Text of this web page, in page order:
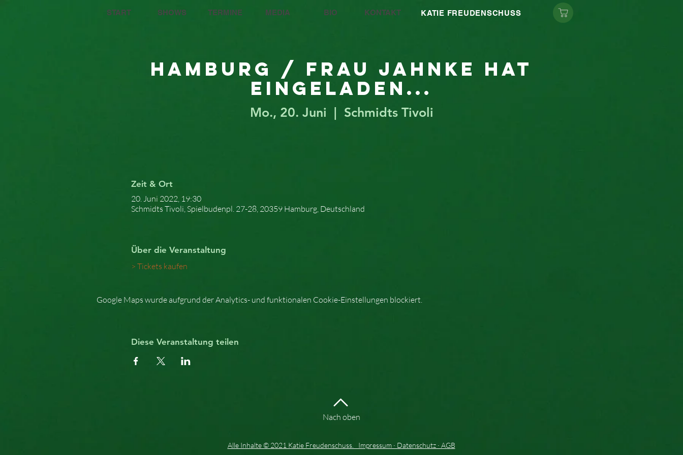
START SHOWS TERMINE MEDIA BIO KONTAKT KATIE FREUDENSCHUSS
Hamburg / Frau Jahnke hat
eingeladen...
Mo., 20. Juni
  |
Schmidts Tivoli
Zeit & Ort
20. Juni 2022, 19:30
Schmidts Tivoli, Spielbudenpl. 27-28, 20359 Hamburg, Deutschland
Über die Veranstaltung
> Tickets kaufen
Google Maps wurde aufgrund der Analytics- und funktionalen Cookie-Einstellungen blockiert.
Diese Veranstaltung teilen
Nach oben
Alle Inhalte © 2021 Katie Freudenschuss. Impressum · Datenschutz · AGB